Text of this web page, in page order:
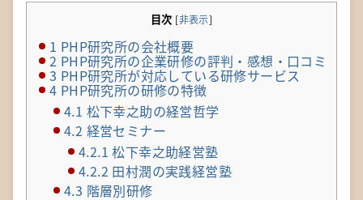
目次 [非表示]
1 PHP研究所の会社概要
2 PHP研究所の企業研修の評判・感想・口コミ
3 PHP研究所が対応している研修サービス
4 PHP研究所の研修の特徴
4.1 松下幸之助の経営哲学
4.2 経営セミナー
4.2.1 松下幸之助経営塾
4.2.2 田村潤の実践経営塾
4.3 階層別研修